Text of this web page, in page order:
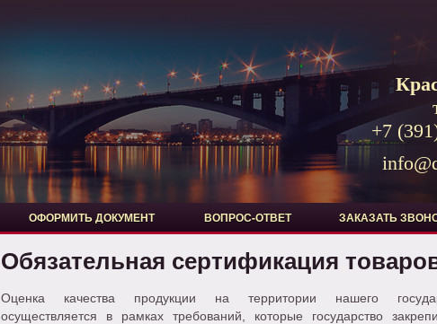
+7
ОФОРМИТЬ ДОКУМЕНТ ВОПРОС-ОТВЕТ ЗАКАЗАТЬ
Обязательная сертификация
Оценка качества продукции на территории нашего
осуществляется в рамках требований, которые государство